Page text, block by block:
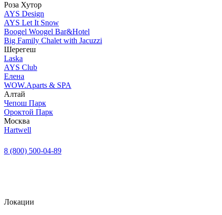
Роза Хутор
AYS Design
AYS Let It Snow
Boogel Woogel Bar&Hotel
Big Family Chalet with Jacuzzi
Шерегеш
Laska
AYS Club
Елена
WOW.Aparts & SPA
Алтай
Чепош Парк
Ороктой Парк
Москва
Hartwell
8 (800) 500-04-89
Локации